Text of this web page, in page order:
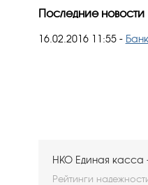
Последние новости
16.02.2016 11:55 -
НКО Единая
Рейтинги